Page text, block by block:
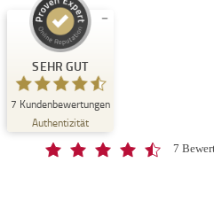
SEHR GUT
7 Kundenbewertungen
Authentizität
Kundenbewertungen und Erfahrungen
Schloss-Schule Kirchberg
ProvenExpert.com
SEHR GUT
4,67
/
5,00 7